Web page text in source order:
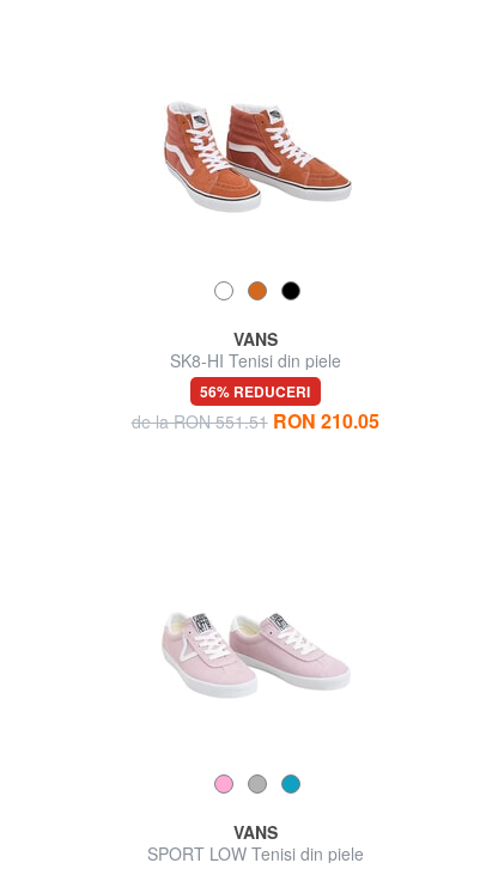
VANS
SK8-HI Tenisi din piele
56% REDUCERI
de la RON 551.51 RON 210.05
VANS
SPORT LOW Tenisi din piele